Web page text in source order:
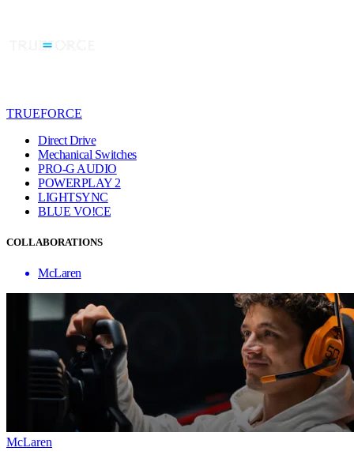
TRUEFORCE
Direct Drive
Mechanical Switches
PRO-G AUDIO
POWERPLAY 2
LIGHTSYNC
BLUE VO!CE
COLLABORATIONS
McLaren
McLaren